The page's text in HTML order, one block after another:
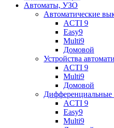
Автоматы, УЗО
Автоматические
ACTI 9
Easy9
Multi9
Домовой
Устройства
ACTI 9
Multi9
Домовой
Дифференциальные
ACTI 9
Easy9
Multi9